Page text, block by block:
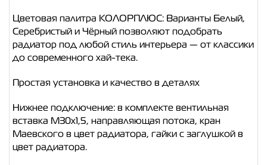
Цветовая палитра КОЛОРПЛЮС: Варианты Белый,
Серебристый и Чёрный позволяют подобрать
радиатор под любой стиль интерьера — от классики
до современного хай-тека.
Простая установка и качество в деталях
Нижнее подключение: в комплекте вентильная
вставка M30x1,5, направляющая потока, кран
Маевского в цвет радиатора, гайки с заглушкой в
цвет радиатора.